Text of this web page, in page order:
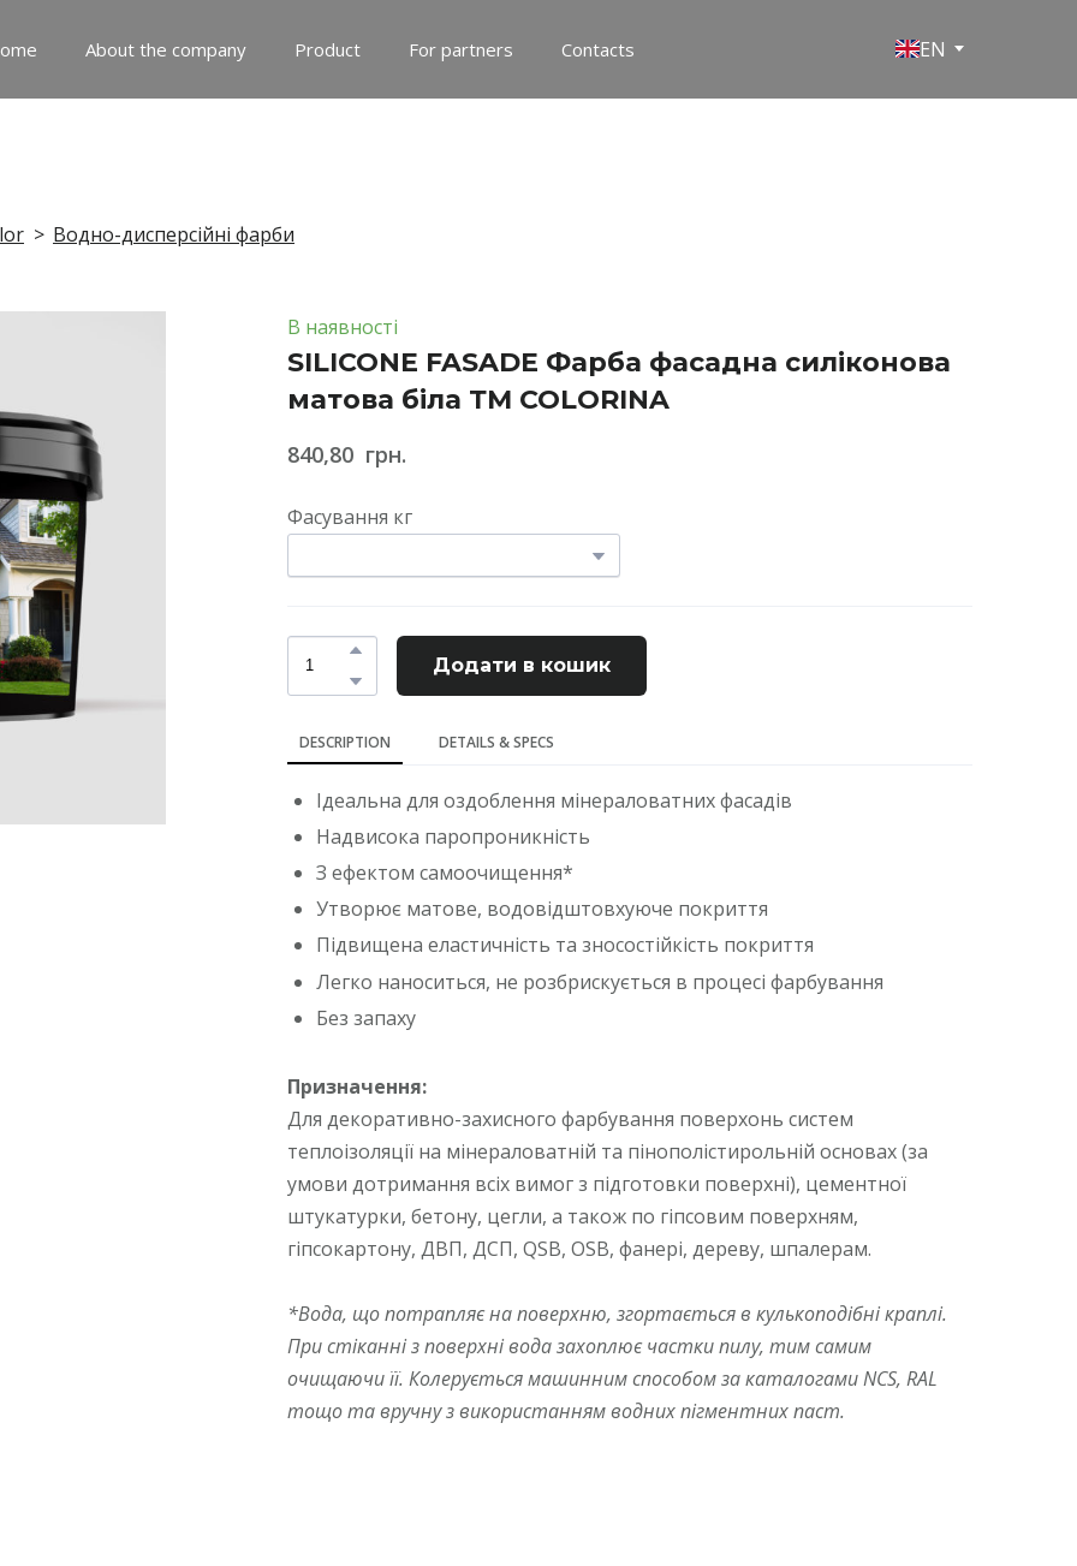
About the company Product For partners Contacts EN
Водно-дисперсійні фарби
В наявності
SILICONE FASADE Фарба фасадна силіконова
матова біла ТМ COLORINA
840,80  грн.
Фасування кг
Додати в кошик
DESCRIPTION DETAILS & SPECS
Ідеальна для оздоблення мінераловатних фасадів
Надвисока паропроникність
З ефектом самоочищення*
Утворює матове, водовідштовхуюче покриття
Підвищена еластичність та зносостійкість покриття
Легко наноситься, не розбрискується в процесі фарбування
Без запаху
Призначення:
Для декоративно-захисного фарбування поверхонь систем
теплоізоляції на мінераловатній та пінополістирольній основах (за
умови дотримання всіх вимог з підготовки поверхні), цементної
штукатурки, бетону, цегли, а також по гіпсовим поверхням,
гіпсокартону, ДВП, ДСП, QSB, OSB, фанері, дереву, шпалерам.
*Вода, що потрапляє на поверхню, згортається в кулькоподібні краплі.
При стіканні з поверхні вода захоплює частки пилу, тим самим
очищаючи її. Колерується машинним способом за каталогами NCS, RAL
тощо та вручну з використанням водних пігментних паст.